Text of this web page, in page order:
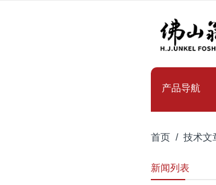
产品导航
首页 技术文
新闻列表